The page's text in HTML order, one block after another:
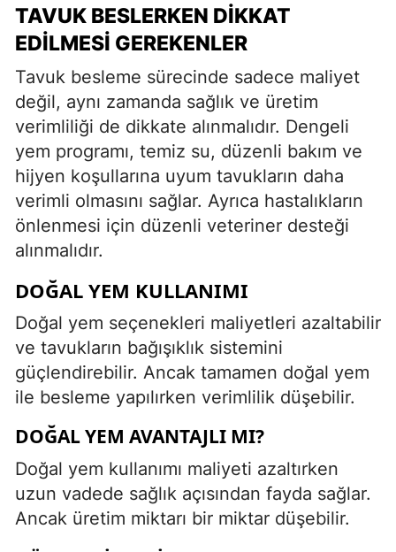
TAVUK BESLERKEN DIKKAT
EDILMESI GEREKENLER
Tavuk besleme sürecinde sadece maliyet
değil, aynı zamanda sağlık ve üretim
verimliliği de dikkate alınmalıdır. Dengeli
yem programı, temiz su, düzenli bakım ve
hijyen koşullarına uyum tavukların daha
verimli olmasını sağlar. Ayrıca hastalıkların
önlenmesi için düzenli veteriner desteği
alınmalıdır.
DOĞAL YEM KULLANIMI
Doğal yem seçenekleri maliyetleri azaltabilir
ve tavukların bağışıklık sistemini
güçlendirebilir. Ancak tamamen doğal yem
ile besleme yapılırken verimlilik düşebilir.
DOĞAL YEM AVANTAJLI MI?
Doğal yem kullanımı maliyeti azaltırken
uzun vadede sağlık açısından fayda sağlar.
Ancak üretim miktarı bir miktar düşebilir.